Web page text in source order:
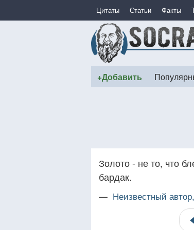
Цитаты Статьи Факты
+Добавить
Золото - не то, что
бардак.
— Неизвестный автор,